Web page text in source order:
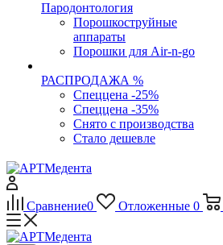
Пародонтология
Порошкоструйные
аппараты
Порошки для Air-n-go
РАСПРОДАЖА %
Спеццена -25%
Спеццена -35%
Снято с производства
Стало дешевле
Сравнение0 Отложенные 0